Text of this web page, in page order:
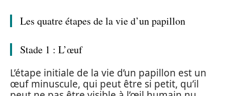
Les quatre étapes de la vie d’un papillon
Stade 1 : L’œuf
L’étape initiale de la vie d’un papillon est un
œuf minuscule, qui peut être si petit, qu’il